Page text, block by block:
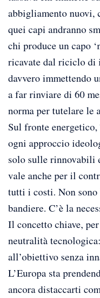
abbigliamento nuovi,
quei capi andranno
chi produce un capo
ricavate dal riciclo di
davvero immettendo
a far rinviare di 60
norma per tutelare le
Sul fronte
ogni approccio
solo sulle rinnovabili
vale anche per il
tutti i costi. Non
bandiere. C’è la
Il concetto chiave,
neutralità
all’obiettivo senza
L’Europa sta
ancora distaccarti